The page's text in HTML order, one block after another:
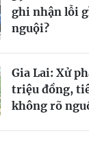
ghi nhận lỗi
nguội?
Gia Lai: Xử
triệu đồng,
không rõ